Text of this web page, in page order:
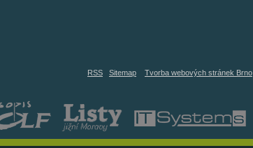
RSS Sitemap Tvorba webových stránek Brno